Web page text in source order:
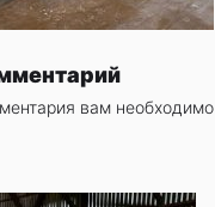
вам необходимо